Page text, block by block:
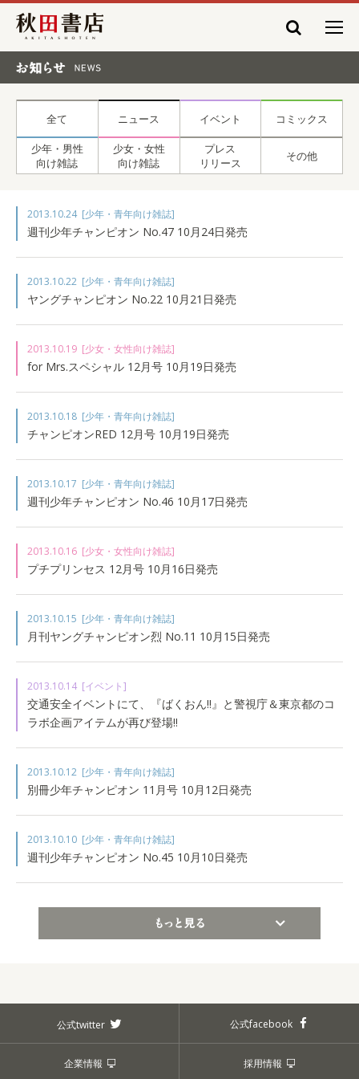
秋田書店
全て ニュース イベント コミックス
少年・男性
向け雑誌
少女・女性
向け雑誌
プレス
リリース
その他
2013.10.24 [少年・青年向け雑誌]
週刊少年チャンピオン No.47 10月24日発売
2013.10.22 [少年・青年向け雑誌]
ヤングチャンピオン No.22 10月21日発売
2013.10.19 [少女・女性向け雑誌]
for Mrs.スペシャル 12月号 10月19日発売
2013.10.18 [少年・青年向け雑誌]
チャンピオンRED 12月号 10月19日発売
2013.10.17 [少年・青年向け雑誌]
週刊少年チャンピオン No.46 10月17日発売
2013.10.16 [少女・女性向け雑誌]
プチプリンセス 12月号 10月16日発売
2013.10.15 [少年・青年向け雑誌]
月刊ヤングチャンピオン烈 No.11 10月15日発売
2013.10.14 [イベント]
交通安全イベントにて、『ばくおん!!』と警視庁＆東京都のコ
ラボ企画アイテムが再び登場!!
2013.10.12 [少年・青年向け雑誌]
別冊少年チャンピオン 11月号 10月12日発売
2013.10.10 [少年・青年向け雑誌]
週刊少年チャンピオン No.45 10月10日発売
公式twitter 公式facebook
企業情報 採用情報